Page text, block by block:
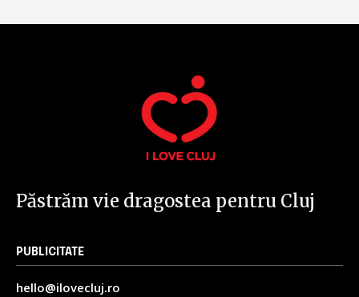
Păstrăm vie dragostea pentru Cluj
PUBLICITATE
hello@ilovecluj.ro